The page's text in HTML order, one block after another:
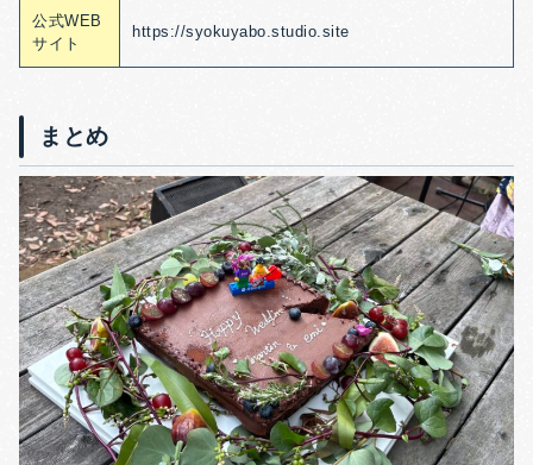
公式WEB
サイト
https://syokuyabo.studio.site
まとめ